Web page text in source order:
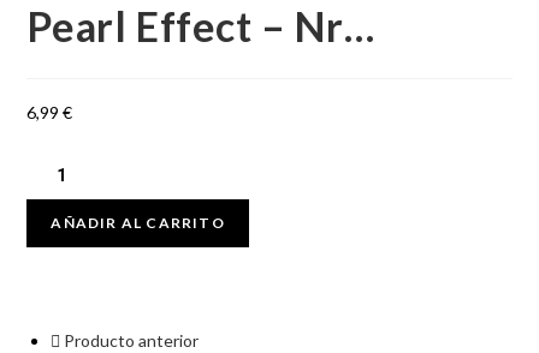
Pearl Effect – Nr…
6,99€
AÑADIR AL CARRITO
Producto anterior